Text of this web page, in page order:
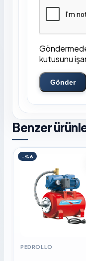
kutusunu
Gönder
Benzer
-%6
PEDROLLO